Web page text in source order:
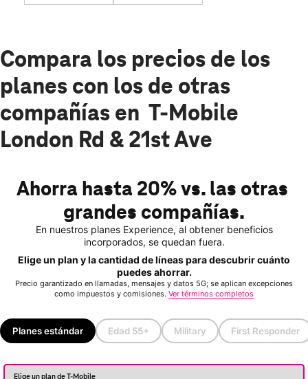
Compara los precios de los
planes con los de otras
compañías en T-Mobile
London Rd & 21st Ave